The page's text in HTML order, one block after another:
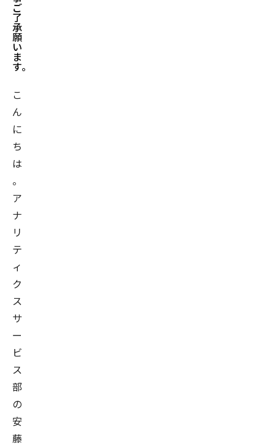
ご
了
承
願
い
ま
す。
こ
ん
に
ち
は
。
ア
ナ
リ
テ
ィ
ク
ス
サ
ー
ビ
ス
部
の
安
藤